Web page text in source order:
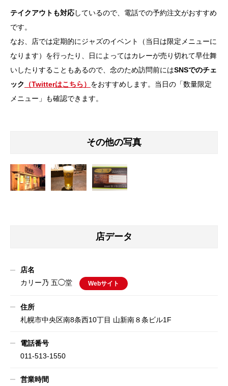
テイクアウトも対応しているので、電話での予約注文がおすすめ
です。
なお、店では定期的にジャズのイベント（当日は限定メニューに
なります）を行ったり、日によってはカレーが売り切れて早仕舞
いしたりすることもあるので、念のため訪問前にはSNSでのチェ
ック
（Twitterはこちら） をおすすめします。当日の「数量限定
メニュー」も確認できます。
その他の写真
店データ
店名
カリー乃 五◯堂
Webサイト
住所
札幌市中央区南8条西10丁目 山新南８条ビル1F
電話番号
011-513-1550
営業時間